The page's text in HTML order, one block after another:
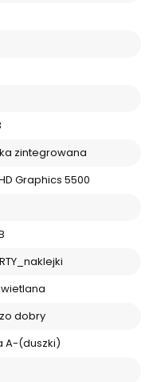
zintegrowana
Graphics 5500
dobry
A-(duszki)